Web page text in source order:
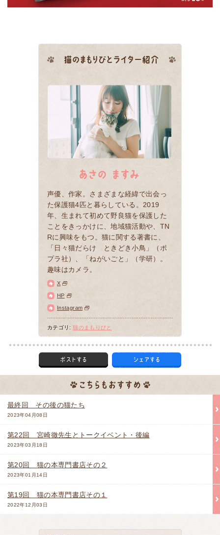
声優、作家。さまざまな経緯で出会っ
た保護猫4匹と暮らしている。2019
年、生まれて初めて野良猫を保護した
ことをきっかけに、地域猫活動や、TN
Rに興味をもつ。猫に関する著書に、
「日々猫だらけ ときどき小鳥」（ポ
プラ社）、「ねがいごと」（学研）。
趣味はカメラ。
X
HP
Instagram
カテゴリ:猫のまもりびと
最終回 その後の猫たち
2023年04月08日
第22回 宮崎徹先生とトークイベント・後編
2023年03月18日
第20回 猫の本専門書店その２
2023年01月14日
第19回 猫の本専門書店その１
2022年12月03日